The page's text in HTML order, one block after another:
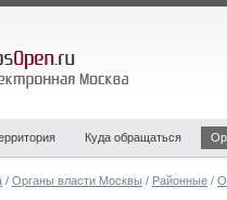
Куда обращаться
/ Органы власти Москвы / Районные /